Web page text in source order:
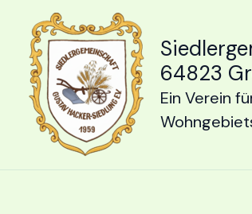
springen
64823
Ein Verein